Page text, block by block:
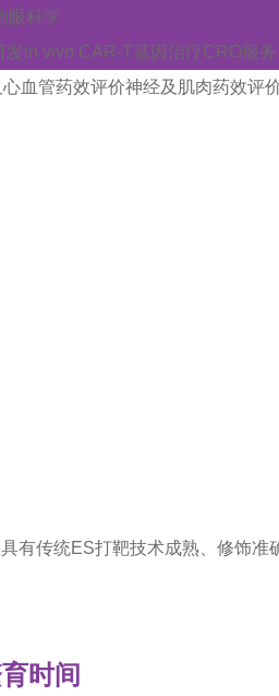
眼科学
发in vivo CAR-T基因治疗CRO服务
血管药效评价神经及肌肉药效评
，凭借自研核心基因编辑技术
有传统ES打靶技术成熟、修饰
时间